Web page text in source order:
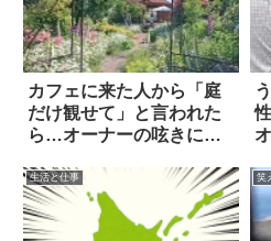
カフェに来た人から「庭
だけ観せて」と言われた
ら…オーナーの呟きに大
生活と仕事 笑